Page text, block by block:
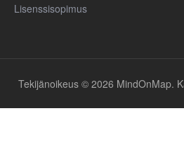
Lisenssisopimus
Tekijänoikeus © 2026 MindOnMap.